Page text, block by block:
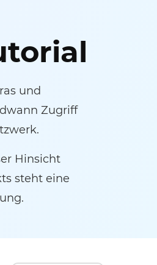
und
Zugriff
Hinsicht
steht eine